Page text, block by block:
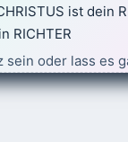
ist dein
RICHTER
sein oder lass es